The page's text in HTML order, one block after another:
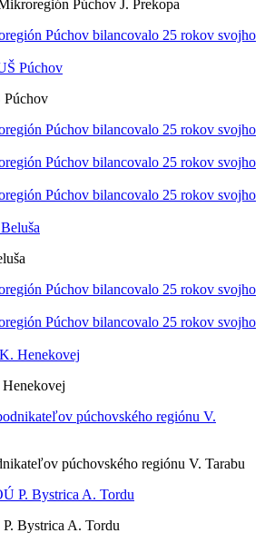
Púchov J. Prekopa
Púchov
púchovského regiónu V. Tarabu
Bystrica A. Tordu